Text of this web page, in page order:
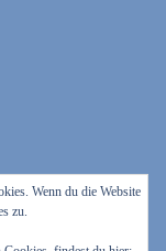
Wenn du die Website
zu.